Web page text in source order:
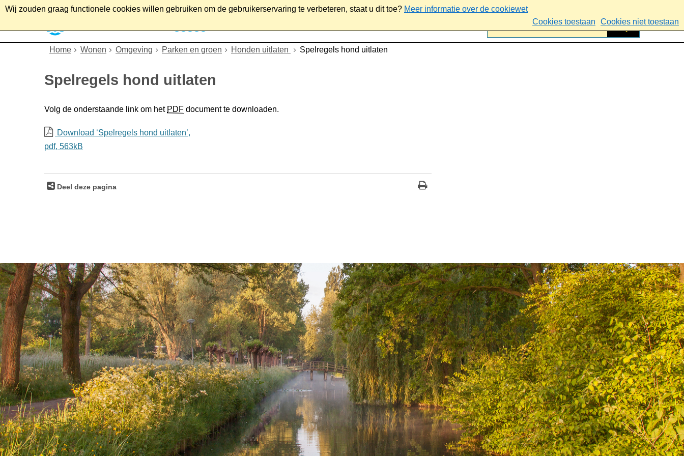
Wij zouden graag functionele cookies willen gebruiken om de gebruikerservaring te verbeteren, staat u dit toe? Meer informatie over de cookiewet
Cookies toestaan
Cookies niet toestaan
Home Wonen Omgeving Parken en groen Honden uitlaten Spelregels hond uitlaten
Spelregels hond uitlaten
Volg de onderstaande link om het PDF document te downloaden.
Download ‘Spelregels hond uitlaten’,
pdf, 563kB
Deel deze pagina